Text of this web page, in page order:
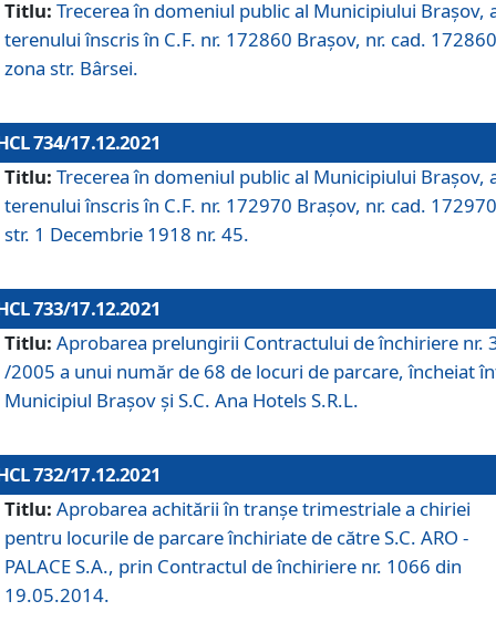
Titlu: Trecerea în domeniul public al Municipiului Braşov,
terenului înscris în C.F. nr. 172860 Brașov, nr. cad.
zona str. Bârsei.
734/17.12.2021
Titlu: Trecerea în domeniul public al Municipiului Braşov,
terenului înscris în C.F. nr. 172970 Brașov, nr. cad.
str. 1 Decembrie 1918 nr. 45.
733/17.12.2021
Titlu: Aprobarea prelungirii Contractului de închiriere nr.
/2005 a unui număr de 68 de locuri de parcare, încheiat
Municipiul Braşov şi S.C. Ana Hotels S.R.L.
732/17.12.2021
Titlu: Aprobarea achitării în tranșe trimestriale a chiriei
pentru locurile de parcare închiriate de către S.C. ARO -
PALACE S.A., prin Contractul de închiriere nr. 1066 din
19.05.2014.